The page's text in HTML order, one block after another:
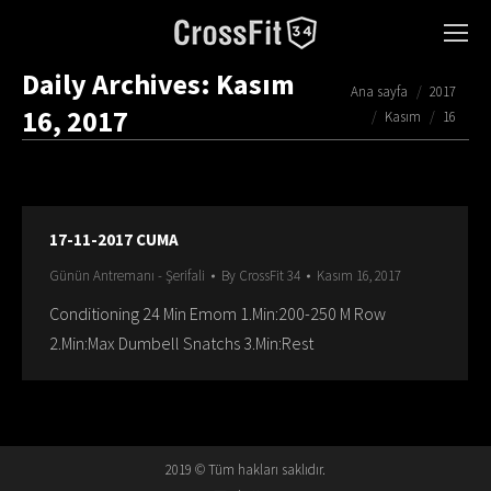
Daily Archives: Kasım
16, 2017
You are here:
Ana sayfa
2017
Kasım
16
17-11-2017 CUMA
Günün Antremanı - Şerifali By CrossFit 34 Kasım 16, 2017
Conditioning 24 Min Emom 1.Min:200-250 M Row
2.Min:Max Dumbell Snatchs 3.Min:Rest
2019 © Tüm hakları saklıdır.